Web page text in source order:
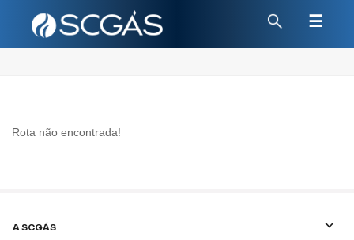
☰
Rota não encontrada!
A SCGÁS ⌵